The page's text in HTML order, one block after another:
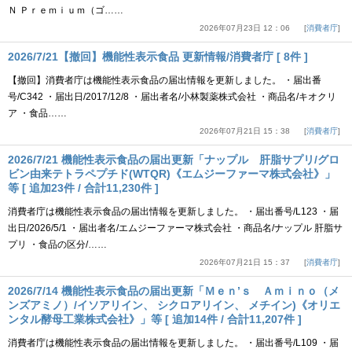
Ｎ Ｐｒｅｍｉｕｍ（ゴ……
2026年07月23日 12：06 消費者庁
2026/7/21【撤回】機能性表示食品 更新情報/消費者庁 [ 8件 ]
【撤回】消費者庁は機能性表示食品の届出情報を更新しました。 ・届出番
号/C342 ・届出日/2017/12/8 ・届出者名/小林製薬株式会社 ・商品名/キオクリ
ア ・食品……
2026年07月21日 15：38 消費者庁
2026/7/21 機能性表示食品の届出更新「ナップル 肝脂サプリ/グロ
ビン由来テトラペプチド(WTQR)《エムジーファーマ株式会社》」
等 [ 追加23件 / 合計11,230件 ]
消費者庁は機能性表示食品の届出情報を更新しました。 ・届出番号/L123 ・届
出日/2026/5/1 ・届出者名/エムジーファーマ株式会社 ・商品名/ナップル 肝脂サ
プリ ・食品の区分/……
2026年07月21日 15：37 消費者庁
2026/7/14 機能性表示食品の届出更新「Ｍｅｎ’ｓ Ａｍｉｎｏ（メ
ンズアミノ）/イソアリイン、 シクロアリイン、 メチイン)《オリエ
ンタル酵母工業株式会社》」等 [ 追加14件 / 合計11,207件 ]
消費者庁は機能性表示食品の届出情報を更新しました。 ・届出番号/L109 ・届